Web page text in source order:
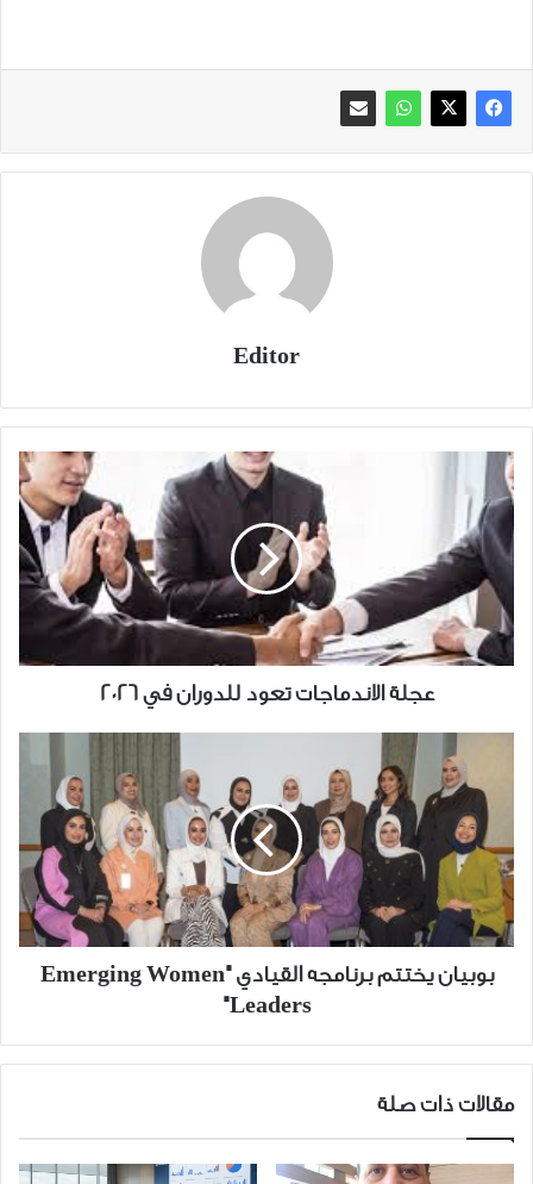
Editor
عجلة
الاندماجات
تعود
للدوران
في
2026
عجلة الاندماجات تعود للدوران في 2026
بوبيان
يختتم
برنامجه
القيادي
"Emerging
Women
Leaders"
بوبيان يختتم برنامجه القيادي "Emerging Women
Leaders"
مقالات ذات صلة